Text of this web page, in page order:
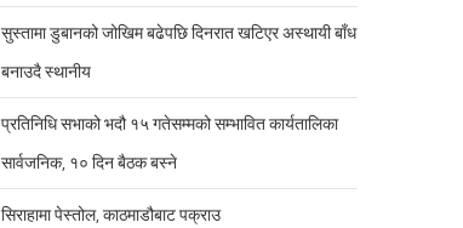
सुस्तामा डुबानको जोखिम बढेपछि दिनरात खटिएर अस्थायी बाँध
बनाउदै स्थानीय
प्रतिनिधि सभाको भदौ १५ गतेसम्मको सम्भावित कार्यतालिका
सार्वजनिक, १० दिन बैठक बस्ने
सिराहामा पेस्तोल, काठमाडौबाट पक्राउ